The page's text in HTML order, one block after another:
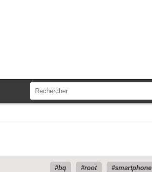
bq root
smartphone